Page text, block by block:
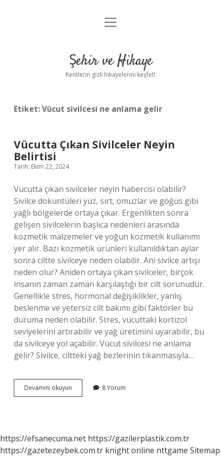
Anasayfa
Yasal Uyarı
menüyü
Şehir ve Hikaye
Kentlerin gizli hikayelerini keşfet!
Etiket:Vücut sivilcesi ne anlama gelir
Vücutta Çıkan Sivilceler Neyin
Belirtisi
Tarih: Ekim 22, 2024
Vücutta çıkan sivilceler neyin habercisi olabilir?
Sivilce döküntüleri yüz, sırt, omuzlar ve göğüs gibi
yağlı bölgelerde ortaya çıkar. Ergenlikten sonra
gelişen sivilcelerin başlıca nedenleri arasında
kozmetik malzemeler ve yoğun kozmetik kullanımı
yer alır. Bazı kozmetik ürünleri kullanıldıktan aylar
sonra ciltte sivilceye neden olabilir. Ani sivilce artışı
neden olur? Aniden ortaya çıkan sivilceler, birçok
insanın zaman zaman karşılaştığı bir cilt sorunudur.
Genellikle stres, hormonal değişiklikler, yanlış
beslenme ve yetersiz cilt bakımı gibi faktörler bu
duruma neden olabilir. Stres, vücuttaki kortizol
seviyelerini artırabilir ve yağ üretimini uyarabilir, bu
da sivilceye yol açabilir. Vücut sivilcesi ne anlama
gelir? Sivilce, ciltteki yağ bezlerinin tıkanmasıyla…
Devamını okuyun
Çıkan
8 Yorum
https://efsanecuma.net https://gazilerplastik.com.tr
https://gazetezeybek.com.tr knight online nttgame Sitemap